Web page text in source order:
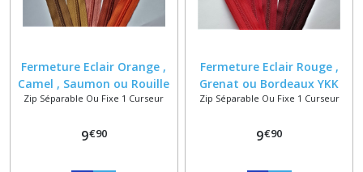
Fermeture Eclair Orange ,
Camel , Saumon ou Rouille
YKK sur mesure + Curseur
Reversible
Zip Séparable Ou Fixe 1 Curseur
9€90
Fermeture Eclair Rouge ,
Grenat ou Bordeaux YKK
sur mesure + Curseur
Reversible
Zip Séparable Ou Fixe 1 Curseur
9€90